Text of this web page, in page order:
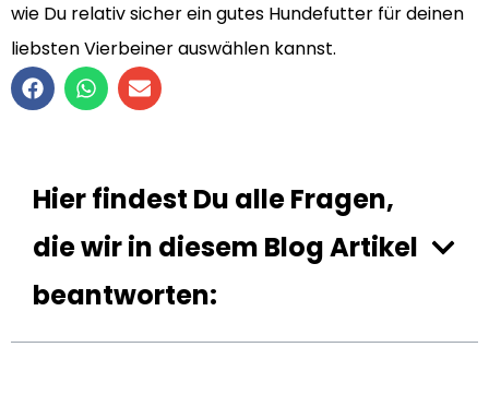
wie Du relativ sicher ein gutes Hundefutter für deinen
liebsten Vierbeiner auswählen kannst.
Hier findest Du alle Fragen,
die wir in diesem Blog Artikel
beantworten: